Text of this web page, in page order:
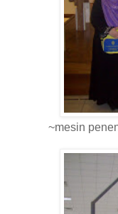
~mesin